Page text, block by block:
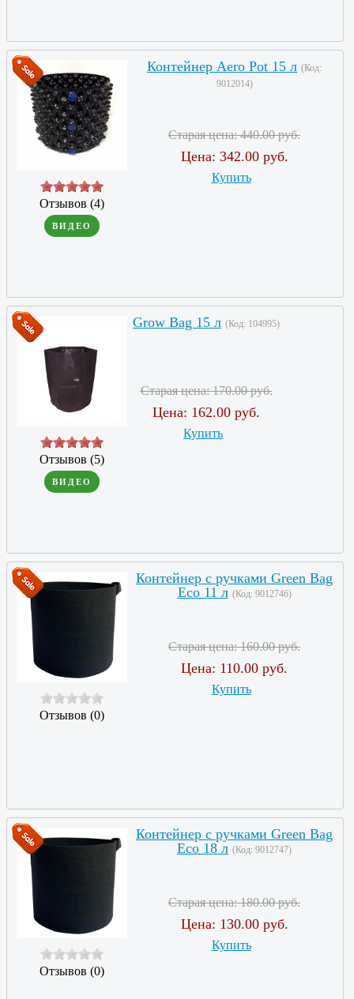
Отзывов (4)
ВИДЕО
Контейнер Aero Pot 15 л (Код:
9012014)
Старая цена:440.00 руб.
Цена: 342.00 руб.
Купить
Отзывов (5)
ВИДЕО
Grow Bag 15 л (Код: 104995)
Старая цена:170.00 руб.
Цена: 162.00 руб.
Купить
Отзывов (0)
Контейнер с ручками Green Bag
Eco 11 л (Код: 9012746)
Старая цена:160.00 руб.
Цена: 110.00 руб.
Купить
Отзывов (0)
Контейнер с ручками Green Bag
Eco 18 л (Код: 9012747)
Старая цена:180.00 руб.
Цена: 130.00 руб.
Купить